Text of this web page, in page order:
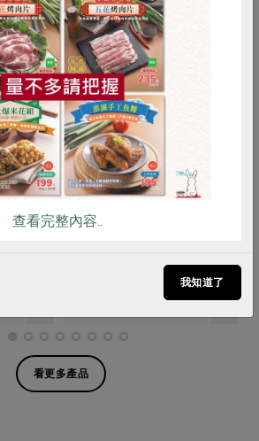
稻屋生機廚坊有限公司
有機發芽黃豆漿(稻
屋)-1000ml/瓶
看更多產品
RPET 食譜 減硝酸鹽
食安 共同購買
查看完整內容..
我知道了